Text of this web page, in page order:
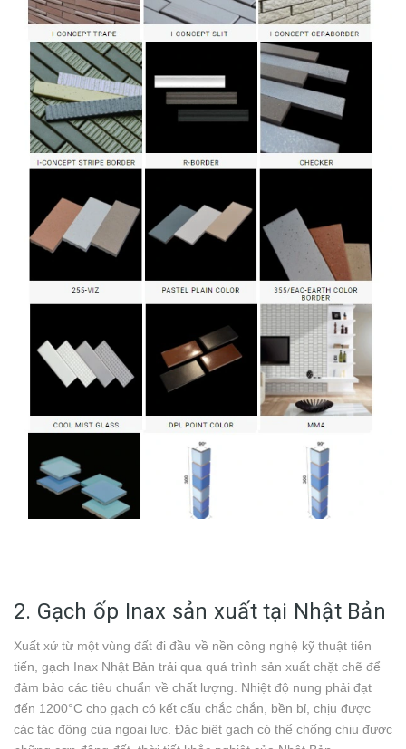
2. Gạch ốp Inax sản xuất tại Nhật Bản
Xuất xứ từ một vùng đất đi đầu về nền công nghệ kỹ thuật tiên
tiến, gạch Inax Nhật Bản trải qua quá trình sản xuất chặt chẽ để
đảm bảo các tiêu chuẩn về chất lượng. Nhiệt độ nung phải đạt
đến 1200°C cho gạch có kết cấu chắc chắn, bền bỉ, chịu được
các tác động của ngoại lực. Đặc biệt gạch có thể chống chịu được